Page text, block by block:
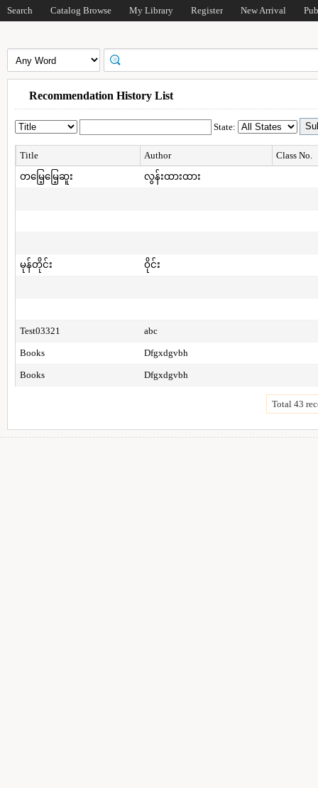
Search Catalog Browse My Library Register New Arrival
Recommendation History List
State:
Title Author
Class No.
တမြေ့မြေ့ဆူး
လွန်းထားထား
မုန်တိုင်း ဝိုင်း
Test03321 abc
Books Dfgxdgvbh
Books Dfgxdgvbh
Total 43